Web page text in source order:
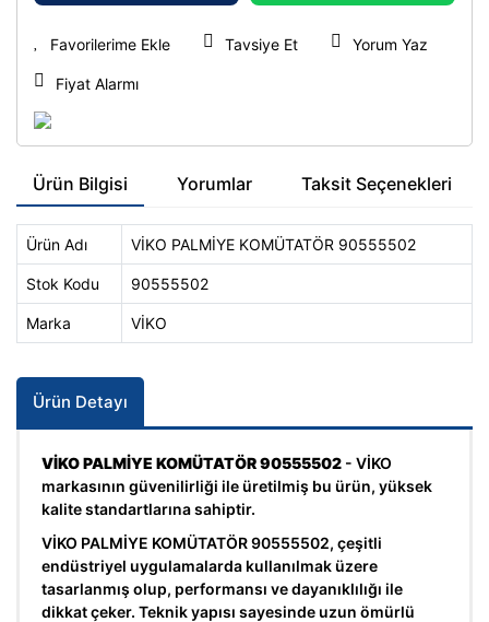
Tavsiye Et Yorum Yaz
Fiyat Alarmı
Ürün Bilgisi Yorumlar Taksit Seçenekleri
Ürün Adı VİKO PALMİYE KOMÜTATÖR 90555502
Stok Kodu 90555502
Marka VİKO
Ürün Detayı
VİKO PALMİYE KOMÜTATÖR 90555502 - VİKO
markasının güvenilirliği ile üretilmiş bu ürün, yüksek
kalite standartlarına sahiptir.
VİKO PALMİYE KOMÜTATÖR 90555502, çeşitli
endüstriyel uygulamalarda kullanılmak üzere
tasarlanmış olup, performansı ve dayanıklılığı ile
dikkat çeker. Teknik yapısı sayesinde uzun ömürlü